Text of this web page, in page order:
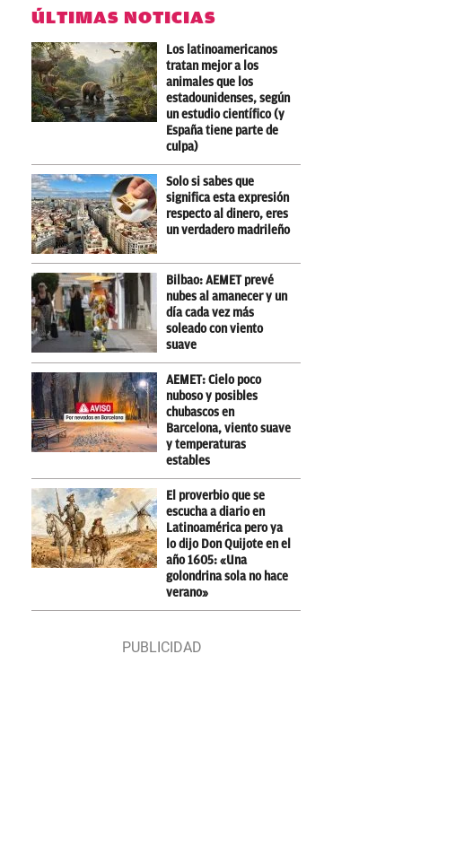
ÚLTIMAS NOTICIAS
Los latinoamericanos
tratan mejor a los
animales que los
estadounidenses, según
un estudio científico (y
España tiene parte de
culpa)
Solo si sabes que
significa esta expresión
respecto al dinero, eres
un verdadero madrileño
Bilbao: AEMET prevé
nubes al amanecer y un
día cada vez más
soleado con viento
suave
AEMET: Cielo poco
nuboso y posibles
chubascos en
Barcelona, viento suave
y temperaturas
estables
El proverbio que se
escucha a diario en
Latinoamérica pero ya
lo dijo Don Quijote en el
año 1605: «Una
golondrina sola no hace
verano»